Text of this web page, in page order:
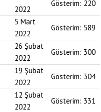
2022
Gösterim: 220
5 Mart
2022
Gösterim: 589
26 Şubat
2022
Gösterim: 300
19 Şubat
2022
Gösterim: 304
12 Şubat
2022
Gösterim: 331